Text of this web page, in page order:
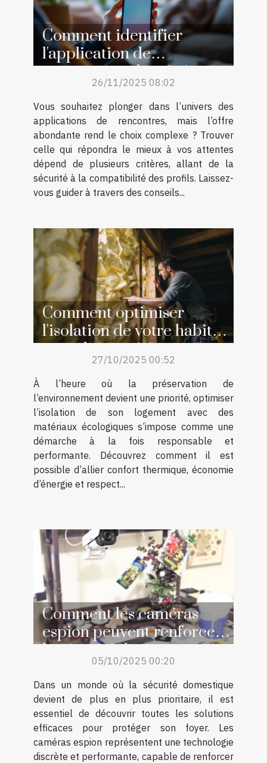
Comment identifier
l'application de
rencontres adaptée à vos
attentes ?26/11/2025 08:02
Vous souhaitez plonger dans l’univers des
applications de rencontres, mais l’offre
abondante rend le choix complexe ? Trouver
celle qui répondra le mieux à vos attentes
dépend de plusieurs critères, allant de la
sécurité à la compatibilité des profils. Laissez-
vous guider à travers des conseils...
Comment optimiser
l'isolation de votre habitat
avec des matériaux
écologiques ?
27/10/2025 00:52
À l’heure où la préservation de
l’environnement devient une priorité, optimiser
l’isolation de son logement avec des
matériaux écologiques s’impose comme une
démarche à la fois responsable et
performante. Découvrez comment il est
possible d’allier confort thermique, économie
d’énergie et respect...
Comment les caméras
espion peuvent renforcer
la sécurité de votre
domicile ?05/10/2025 00:20
Dans un monde où la sécurité domestique
devient de plus en plus prioritaire, il est
essentiel de découvrir toutes les solutions
efficaces pour protéger son foyer. Les
caméras espion représentent une technologie
discrète et performante, capable de renforcer